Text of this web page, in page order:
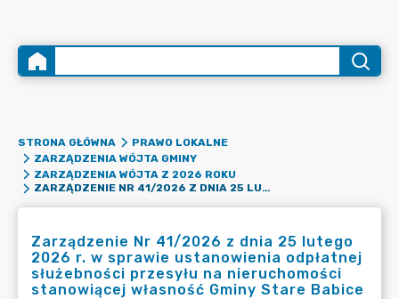
STRONA GŁÓWNA
PRAWO LOKALNE
ZARZĄDZENIA WÓJTA GMINY
ZARZĄDZENIA WÓJTA Z 2026 ROKU
ZARZĄDZENIE NR 41/2026 Z DNIA 25 LUTEGO 2026 R. W SPRAWIE USTANOWIENIA ODPŁATNEJ SŁUŻEBNOŚCI PRZESYŁU NA NIERUCHOMOŚCI STANOWIĄCEJ WŁASNOŚĆ GMINY STARE BABICE
Zarządzenie Nr 41/2026 z dnia 25 lutego
2026 r. w sprawie ustanowienia odpłatnej
służebności przesyłu na nieruchomości
stanowiącej własność Gminy Stare Babice